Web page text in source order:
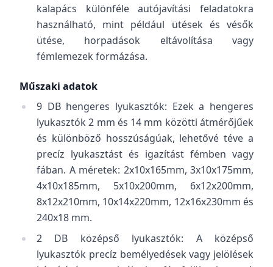
kalapács különféle autójavítási feladatokra
használható, mint például ütések és vésők
ütése, horpadások eltávolítása vagy
fémlemezek formázása.
Műszaki adatok
9 DB hengeres lyukasztók: Ezek a hengeres
lyukasztók 2 mm és 14 mm közötti átmérőjűek
és különböző hosszúságúak, lehetővé téve a
precíz lyukasztást és igazítást fémben vagy
fában. A méretek: 2x10x165mm, 3x10x175mm,
4x10x185mm, 5x10x200mm, 6x12x200mm,
8x12x210mm, 10x14x220mm, 12x16x230mm és
240x18 mm.
2 DB középső lyukasztók: A középső
lyukasztók precíz bemélyedések vagy jelölések